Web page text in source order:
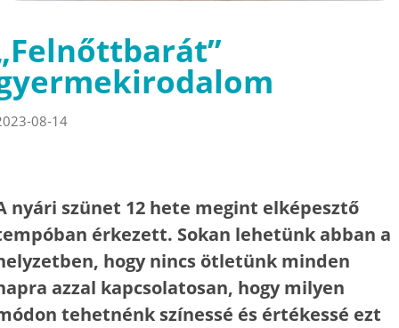
08-14
nyári szünet 12 hete megint elképesztő
érkezett. Sokan lehetünk abban a
hogy nincs ötletünk minden
azzal kapcsolatosan, hogy milyen
tehetnénk színessé és értékessé ezt